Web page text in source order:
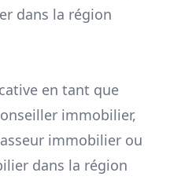
dans la région
en tant que
immobilier,
immobilier ou
dans la région